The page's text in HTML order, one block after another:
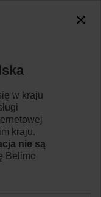
w kraju
kraju.
nie są
Belimo